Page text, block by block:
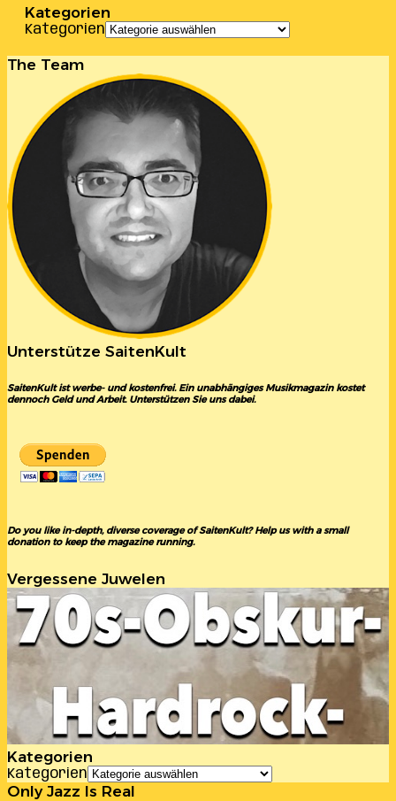
Kategorien
Kategorien
The Team
Unterstütze SaitenKult
SaitenKult ist werbe- und kostenfrei. Ein unabhängiges Musikmagazin kostet
dennoch Geld und Arbeit. Unterstützen Sie uns dabei.
Do you like in-depth, diverse coverage of SaitenKult? Help us with a small
donation to keep the magazine running.
Vergessene Juwelen
Kategorien
Kategorien
Only Jazz Is Real